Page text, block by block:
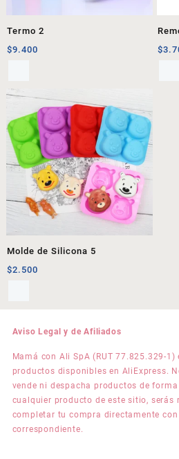
Termo 2
$9.400
$
Molde de Silicona 5
$2.500
Aviso Legal y de Afiliados
Mamá con Ali SpA (RUT 77.825.329-
productos disponibles en AliExpress.
vende ni despacha productos de
cualquier producto de este sitio, serás
completar tu compra directamente con
correspondiente.